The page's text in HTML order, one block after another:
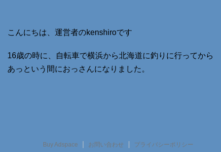
こんにちは、運営者のkenshiroです
16歳の時に、自転車で横浜から北海道に釣りに行ってから
あっという間におっさんになりました。
Buy Adspace お問い合わせ プライバシーポリシー